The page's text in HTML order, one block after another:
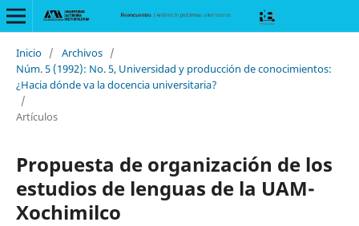
Inicio / Archivos /
Núm. 5 (1992): No. 5, Universidad y producción de conocimientos:
¿Hacia dónde va la docencia universitaria?
/
Artículos
Propuesta de organización de los
estudios de lenguas de la UAM-
Xochimilco